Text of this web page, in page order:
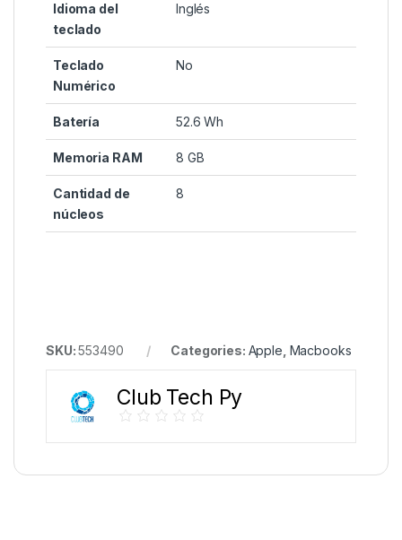
Idioma del
teclado
Inglés
Teclado
Numérico
No
Batería 52.6 Wh
Memoria RAM 8 GB
Cantidad de
núcleos
8
SKU:553490 Categories: Apple Macbooks
Club Tech Py